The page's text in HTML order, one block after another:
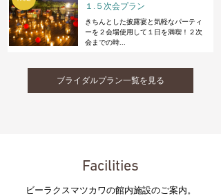
会場見学 お料理重視
少人数・家族婚
おすすめ
相談会
8/26 (wed)
チャペル見学 会場見学
少人数・家族婚
おすすめ
お急ぎ婚
ご両親も一緒に
チャペル見学 会場見学
マタニティ花嫁向け
相談会
１.５次会プラン
きちんとした披露宴と気軽なパーティ
ーを２会場使用して１日を満喫！２次
会までの時...
ブライダルプラン一覧を見る
Facilities
ビーラクスマツカワの館内施設のご案内。